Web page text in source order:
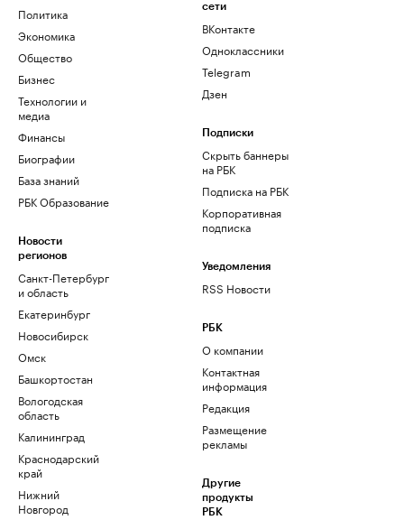
Политика
Экономика
Общество
Бизнес
Технологии и
медиа
Финансы
Биографии
База знаний
РБК Образование
Новости
регионов
Санкт-Петербург
и область
Екатеринбург
Новосибирск
Омск
Башкортостан
Вологодская
область
Калининград
Краснодарский
край
Нижний
Новгород
сети
ВКонтакте
Одноклассники
Telegram
Дзен
Подписки
Скрыть баннеры
на РБК
Подписка на РБК
Корпоративная
подписка
Уведомления
RSS Новости
РБК
О компании
Контактная
информация
Редакция
Размещение
рекламы
Другие
продукты
РБК